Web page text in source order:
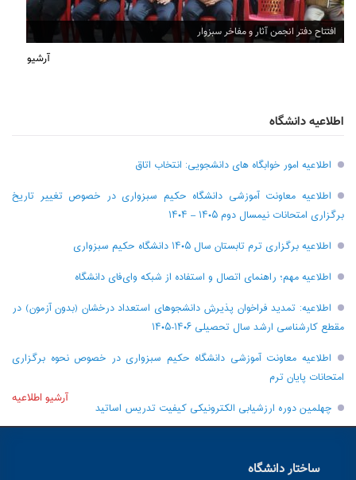
افتتاح دفتر انجمن آثار و مفاخر سبزوار
آرشیو
اطلاعیه دانشگاه
اطلاعیه امور خوابگاه های دانشجویی: انتخاب اتاق
اطلاعیه معاونت آموزشی دانشگاه حکیم سبزواری در خصوص تغییر تاریخ
برگزاری امتحانات نیمسال دوم ۱۴۰۵ – ۱۴۰۴
اطلاعیه برگزاری ترم تابستان سال ۱۴۰۵ دانشگاه حکیم سبزواری
اطلاعیه مهم؛ راهنمای اتصال و استفاده از شبکه وای‌فای دانشگاه
اطلاعیه: تمدید فراخوان پذیرش دانشجو‌های استعداد درخشان (بدون آزمون) در
مقطع کارشناسی ارشد سال تحصیلی ۱۴۰۶-۱۴۰۵
اطلاعیه معاونت آموزشی دانشگاه حکیم سبزواری در خصوص نحوه برگزاری
امتحانات پایان ترم
چهلمین دوره ارزشیابی الکترونیکی کیفیت تدریس اساتید
آرشیو اطلاعیه
ساختار دانشگاه